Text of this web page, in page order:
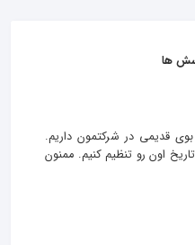
ها
قدیمی در شرکتمون داریم.
اون رو تنظیم کنیم. ممنون